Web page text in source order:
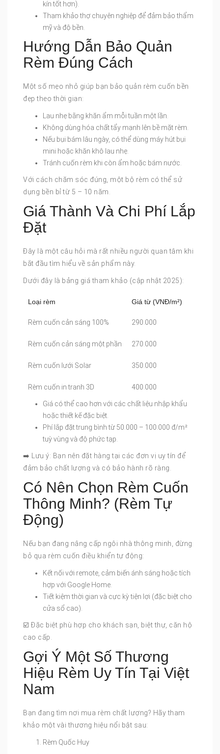
kín tốt hơn).
Tham khảo thợ chuyên nghiệp để đảm bảo thẩm
mỹ và độ bền.
Hướng Dẫn Bảo Quản
Rèm Đúng Cách
Một số mẹo nhỏ giúp bạn bảo quản rèm cuốn bền
đẹp theo thời gian:
Lau nhẹ bằng khăn ẩm mỗi tuần một lần.
Không dùng hóa chất tẩy mạnh lên bề mặt rèm.
Nếu bụi bám lâu ngày, có thể dùng máy hút bụi
mini hoặc khăn khô lau nhẹ.
Tránh cuốn rèm khi còn ẩm hoặc bám nước.
Với cách chăm sóc đúng, một bộ rèm có thể sử
dụng bền bỉ từ 5 – 10 năm.
Giá Thành Và Chi Phí Lắp
Đặt
Đây là một câu hỏi mà rất nhiều người quan tâm khi
bắt đầu tìm hiểu về sản phẩm này.
Dưới đây là bảng giá tham khảo (cập nhật 2025):
Loại rèm Giá từ (VNĐ/m²)
Rèm cuốn cản sáng 100% 290.000
Rèm cuốn cản sáng một phần 270.000
Rèm cuốn lưới Solar 350.000
Rèm cuốn in tranh 3D 400.000
Giá có thể cao hơn với các chất liệu nhập khẩu
hoặc thiết kế đặc biệt.
Phí lắp đặt trung bình từ 50.000 – 100.000 đ/m²
tuỳ vùng và độ phức tạp.
➡️ Lưu ý: Bạn nên đặt hàng tại các đơn vị uy tín để
đảm bảo chất lượng và có bảo hành rõ ràng.
Có Nên Chọn Rèm Cuốn
Thông Minh? (Rèm Tự
Động)
Nếu bạn đang nâng cấp ngôi nhà thông minh, đừng
bỏ qua rèm cuốn điều khiển tự động:
Kết nối với remote, cảm biến ánh sáng hoặc tích
hợp với Google Home.
Tiết kiệm thời gian và cực kỳ tiện lợi (đặc biệt cho
cửa sổ cao).
☑️ Đặc biệt phù hợp cho khách sạn, biệt thự, căn hộ
cao cấp.
Gợi Ý Một Số Thương
Hiệu Rèm Uy Tín Tại Việt
Nam
Bạn đang tìm nơi mua rèm chất lượng? Hãy tham
khảo một vài thương hiệu nổi bật sau:
Rèm Quốc Huy